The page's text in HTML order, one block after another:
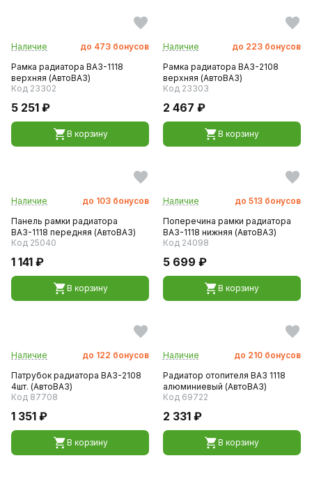
Наличие до 473 бонусов
Рамка радиатора ВАЗ-1118
верхняя (АвтоВАЗ)
Код 23302
5 251 ₽
В корзину
Наличие до 223 бонусов
Рамка радиатора ВАЗ-2108
верхняя (АвтоВАЗ)
Код 23303
2 467 ₽
В корзину
Наличие до 103 бонусов
Панель рамки радиатора
ВАЗ-1118 передняя (АвтоВАЗ)
Код 25040
1 141 ₽
В корзину
Наличие до 513 бонусов
Поперечина рамки радиатора
ВАЗ-1118 нижняя (АвтоВАЗ)
Код 24098
5 699 ₽
В корзину
Наличие до 122 бонусов
Патрубок радиатора ВАЗ-2108
4шт. (АвтоВАЗ)
Код 87708
1 351 ₽
В корзину
Наличие до 210 бонусов
Радиатор отопителя ВАЗ 1118
алюминиевый (АвтоВАЗ)
Код 69722
2 331 ₽
В корзину